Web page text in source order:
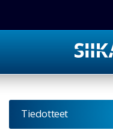
Tiedotteet